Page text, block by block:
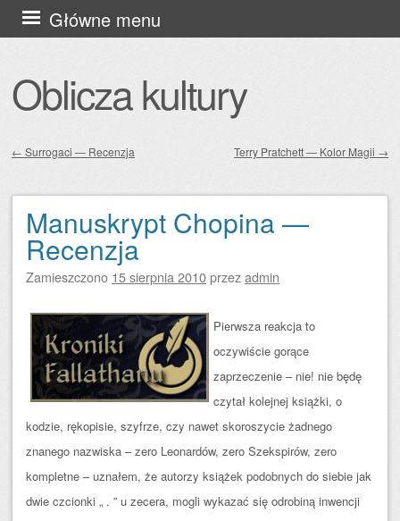
Oblicza kultury
Główne menu
Przejdź
do
← Surrogaci — Recenzja Terry Pratchett — Kolor Magii →
Manuskrypt Chopina —
Recenzja
Zamieszczono 15 sierpnia 2010przezadmin
Pierwsza reakcja to
oczywiście gorące
zaprzeczenie – nie! nie będę
czytał kolejnej książki, o
kodzie, rękopisie, szyfrze, czy nawet skoroszycie żadnego
znanego nazwiska – zero Leonardów, zero Szekspirów, zero
kompletne – uznałem, że autorzy książek podobnych do siebie jak
dwie czcionki „ . ” u zecera, mogli wykazać się odrobiną inwencji